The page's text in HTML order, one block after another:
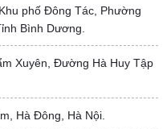
phố Đông Tác, Phường
Bình Dương.
Xuyên, Đường Hà Huy Tập
Hà Đông, Hà Nội.